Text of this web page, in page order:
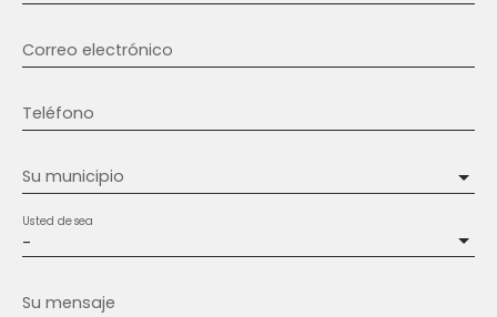
Correo electrónico
Teléfono
Su municipio
-
Usted desea
Su mensaje